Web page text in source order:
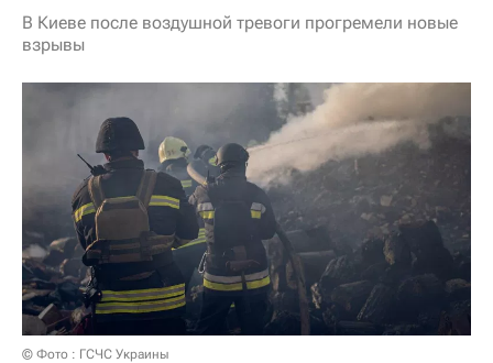
В Киеве после воздушной тревоги прогремели новые
взрывы
© Фото : ГСЧС Украины